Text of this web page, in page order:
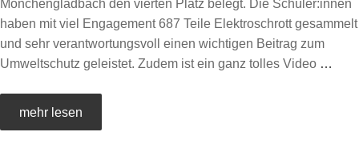
Mönchengladbach den vierten Platz belegt. Die Schüler:innen
haben mit viel Engagement 687 Teile Elektroschrott gesammelt
und sehr verantwortungsvoll einen wichtigen Beitrag zum
Umweltschutz geleistet. Zudem ist ein ganz tolles Video …
mehr lesen